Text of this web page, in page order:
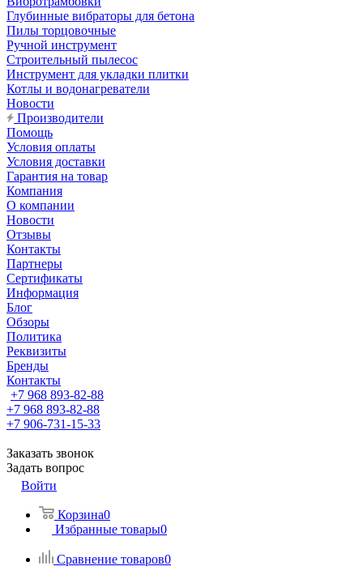
Глубинные вибраторы для бетона
Пилы торцовочные
Ручной инструмент
Строительный пылесос
Инструмент для укладки плитки
Котлы и водонагреватели
Новости
Производители
Помощь
Условия оплаты
Условия доставки
Гарантия на товар
Компания
О компании
Новости
Отзывы
Контакты
Партнеры
Сертификаты
Информация
Блог
Обзоры
Политика
Реквизиты
Бренды
Контакты
+7 968 893-82-88
+7 968 893-82-88
+7 906-731-15-33
Заказать звонок
Задать вопрос
Войти
Корзина0
Избранные товары0
Сравнение товаров0